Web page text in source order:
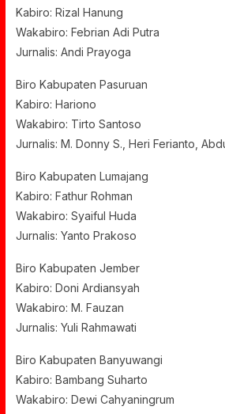
Kabiro: Rizal Hanung
Wakabiro: Febrian Adi Putra
Jurnalis: Andi Prayoga
Biro Kabupaten Pasuruan
Kabiro: Hariono
Wakabiro: Tirto Santoso
Jurnalis: M. Donny S., Heri Ferianto,
Biro Kabupaten Lumajang
Kabiro: Fathur Rohman
Wakabiro: Syaiful Huda
Jurnalis: Yanto Prakoso
Biro Kabupaten Jember
Kabiro: Doni Ardiansyah
Wakabiro: M. Fauzan
Jurnalis: Yuli Rahmawati
Biro Kabupaten Banyuwangi
Kabiro: Bambang Suharto
Wakabiro: Dewi Cahyaningrum